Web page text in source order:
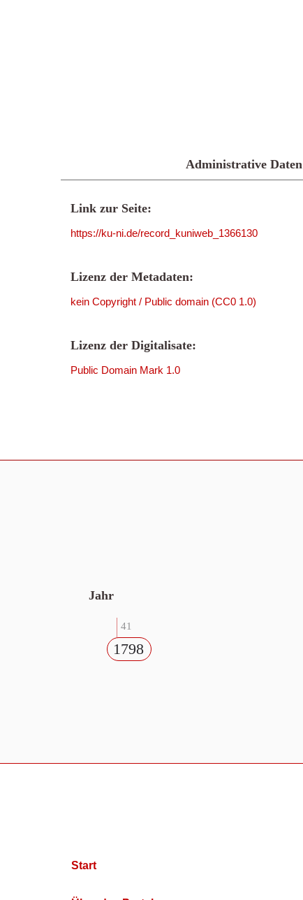
Administrative Daten
Link zur Seite:
https://ku-ni.de/record_kuniweb_1366130
Lizenz der Metadaten:
kein Copyright / Public domain (CC0 1.0)
Lizenz der Digitalisate:
Public Domain Mark 1.0
Jahr
41
1798
Start